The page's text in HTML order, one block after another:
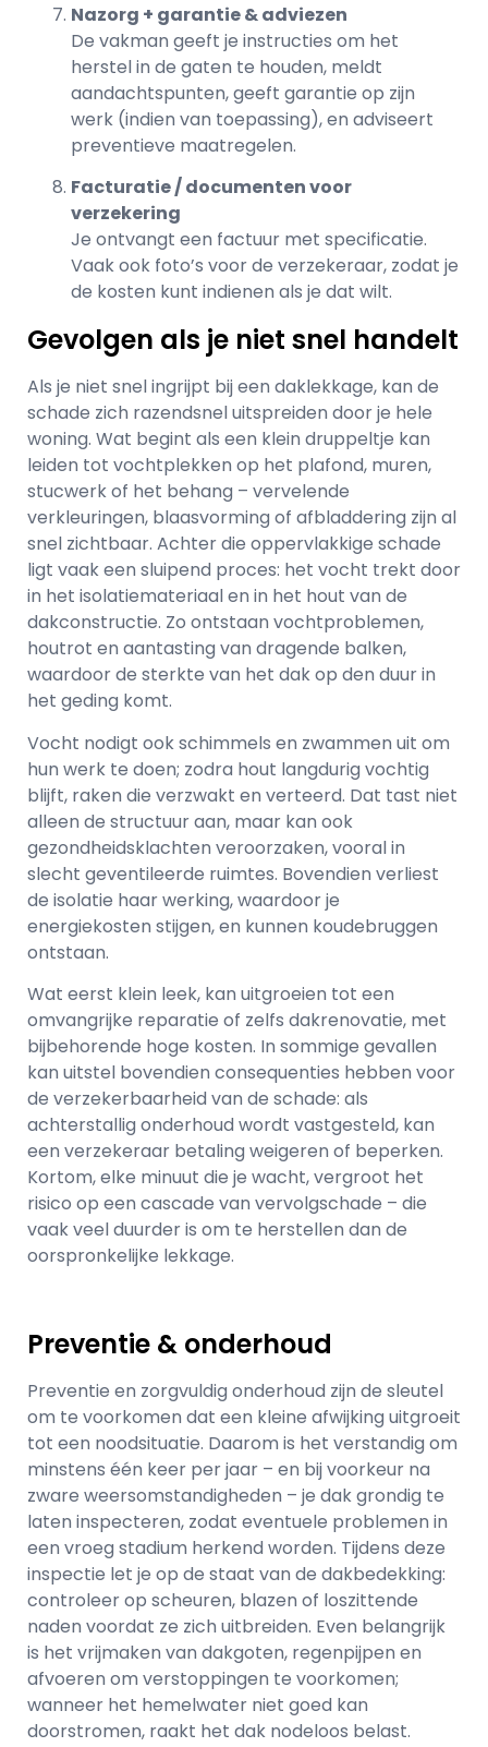
Nazorg + garantie & adviezen
De vakman geeft je instructies om het
herstel in de gaten te houden, meldt
aandachtspunten, geeft garantie op zijn
werk (indien van toepassing), en adviseert
preventieve maatregelen.
Facturatie / documenten voor
verzekering
Je ontvangt een factuur met specificatie.
Vaak ook foto’s voor de verzekeraar, zodat je
de kosten kunt indienen als je dat wilt.
Gevolgen als je niet snel handelt
Als je niet snel ingrijpt bij een daklekkage, kan de
schade zich razendsnel uitspreiden door je hele
woning. Wat begint als een klein druppeltje kan
leiden tot vochtplekken op het plafond, muren,
stucwerk of het behang – vervelende
verkleuringen, blaasvorming of afbladdering zijn al
snel zichtbaar. Achter die oppervlakkige schade
ligt vaak een sluipend proces: het vocht trekt door
in het isolatiemateriaal en in het hout van de
dakconstructie. Zo ontstaan vochtproblemen,
houtrot en aantasting van dragende balken,
waardoor de sterkte van het dak op den duur in
het geding komt.
Vocht nodigt ook schimmels en zwammen uit om
hun werk te doen; zodra hout langdurig vochtig
blijft, raken die verzwakt en verteerd. Dat tast niet
alleen de structuur aan, maar kan ook
gezondheidsklachten veroorzaken, vooral in
slecht geventileerde ruimtes. Bovendien verliest
de isolatie haar werking, waardoor je
energiekosten stijgen, en kunnen koudebruggen
ontstaan.
Wat eerst klein leek, kan uitgroeien tot een
omvangrijke reparatie of zelfs dakrenovatie, met
bijbehorende hoge kosten. In sommige gevallen
kan uitstel bovendien consequenties hebben voor
de verzekerbaarheid van de schade: als
achterstallig onderhoud wordt vastgesteld, kan
een verzekeraar betaling weigeren of beperken.
Kortom, elke minuut die je wacht, vergroot het
risico op een cascade van vervolgschade – die
vaak veel duurder is om te herstellen dan de
oorspronkelijke lekkage.
Preventie & onderhoud
Preventie en zorgvuldig onderhoud zijn de sleutel
om te voorkomen dat een kleine afwijking uitgroeit
tot een noodsituatie. Daarom is het verstandig om
minstens één keer per jaar – en bij voorkeur na
zware weersomstandigheden – je dak grondig te
laten inspecteren, zodat eventuele problemen in
een vroeg stadium herkend worden. Tijdens deze
inspectie let je op de staat van de dakbedekking:
controleer op scheuren, blazen of loszittende
naden voordat ze zich uitbreiden. Even belangrijk
is het vrijmaken van dakgoten, regenpijpen en
afvoeren om verstoppingen te voorkomen;
wanneer het hemelwater niet goed kan
doorstromen, raakt het dak nodeloos belast.